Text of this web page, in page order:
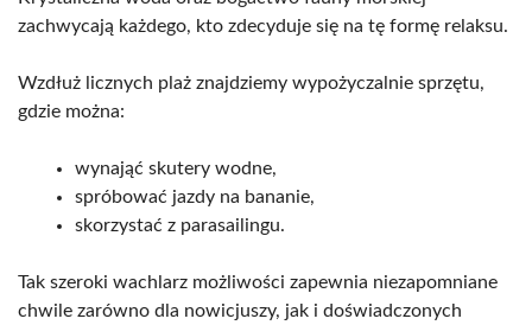
zachwycają każdego, kto zdecyduje się na tę formę relaksu.
Wzdłuż licznych plaż znajdziemy wypożyczalnie sprzętu,
gdzie można:
wynająć skutery wodne,
spróbować jazdy na bananie,
skorzystać z parasailingu.
Tak szeroki wachlarz możliwości zapewnia niezapomniane
chwile zarówno dla nowicjuszy, jak i doświadczonych